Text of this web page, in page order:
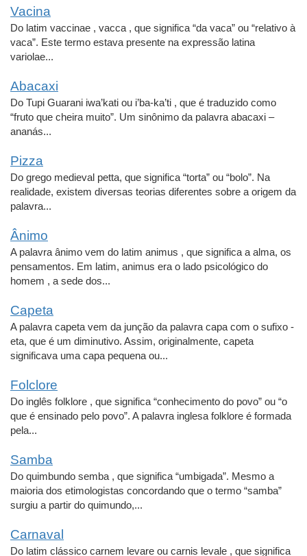
Vacina
Do latim vaccinae , vacca , que significa “da vaca” ou “relativo à
vaca”. Este termo estava presente na expressão latina
variolae...
Abacaxi
Do Tupi Guarani iwa’kati ou i’ba-ka’ti , que é traduzido como
“fruto que cheira muito”. Um sinônimo da palavra abacaxi –
ananás...
Pizza
Do grego medieval petta, que significa “torta” ou “bolo”. Na
realidade, existem diversas teorias diferentes sobre a origem da
palavra...
Ânimo
A palavra ânimo vem do latim animus , que significa a alma, os
pensamentos. Em latim, animus era o lado psicológico do
homem , a sede dos...
Capeta
A palavra capeta vem da junção da palavra capa com o sufixo -
eta, que é um diminutivo. Assim, originalmente, capeta
significava uma capa pequena ou...
Folclore
Do inglês folklore , que significa “conhecimento do povo” ou “o
que é ensinado pelo povo”. A palavra inglesa folklore é formada
pela...
Samba
Do quimbundo semba , que significa “umbigada”. Mesmo a
maioria dos etimologistas concordando que o termo “samba”
surgiu a partir do quimundo,...
Carnaval
Do latim clássico carnem levare ou carnis levale , que significa